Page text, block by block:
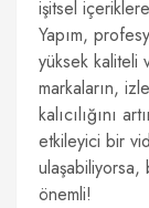
işitsel
Yapım,
yüksek kaliteli
markaların,
kalıcılığını
etkileyici bir
ulaşabiliyorsa,
önemli!